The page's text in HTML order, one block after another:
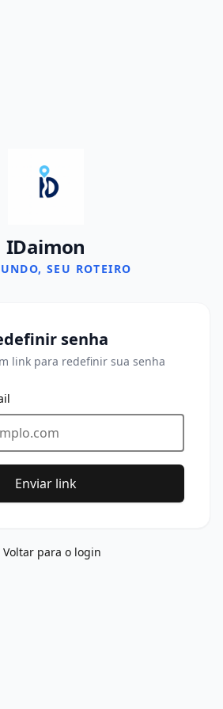
IDaimon
SEU ROTEIRO
senha
link para redefinir sua senha
Enviar link
Voltar para o login